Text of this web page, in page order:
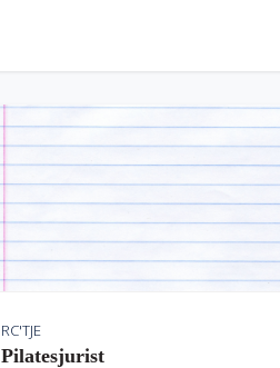
RC'TJE
Pilatesjurist